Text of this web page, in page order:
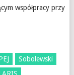
współpracy przy
Sobolewski